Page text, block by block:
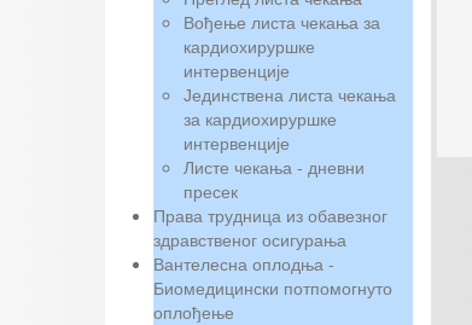
Вођење листа чекања за
кардиохируршке
интервенције
Јединствена листа чекања
за кардиохируршке
интервенције
Листе чекања - дневни
пресек
Права трудница из обавезног
здравственог осигурања
Вантелесна оплодња -
Биомедицински потпомогнуто
оплођење